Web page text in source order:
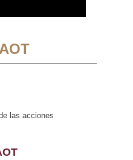
las acciones